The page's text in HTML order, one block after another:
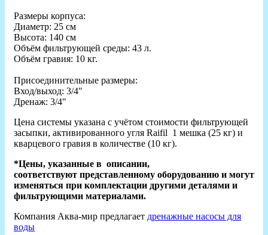
Размеры корпуса:
Диаметр: 25 см
Высота: 140 см
Объём фильтрующей среды: 43 л.
Объём гравия: 10 кг.
Присоединительные размеры:
Вход/выход: 3/4"
Дренаж: 3/4"
Цена системы указана с учётом стоимости фильтрующей
засыпки, активированного угля Raifil 1 мешка (25 кг) и
кварцевого гравия в количестве (10 кг).
*Цены, указанные в описании,
соответствуют представленному оборудованию и могут
изменяться при комплектации другими деталями и
фильтрующими материалами.
Компания Аква-мир предлагает дренажные насосы для
воды